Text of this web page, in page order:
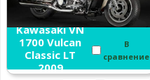
Kawasaki VN
1700 Vulcan
Classic LT
2009
В
сравнение